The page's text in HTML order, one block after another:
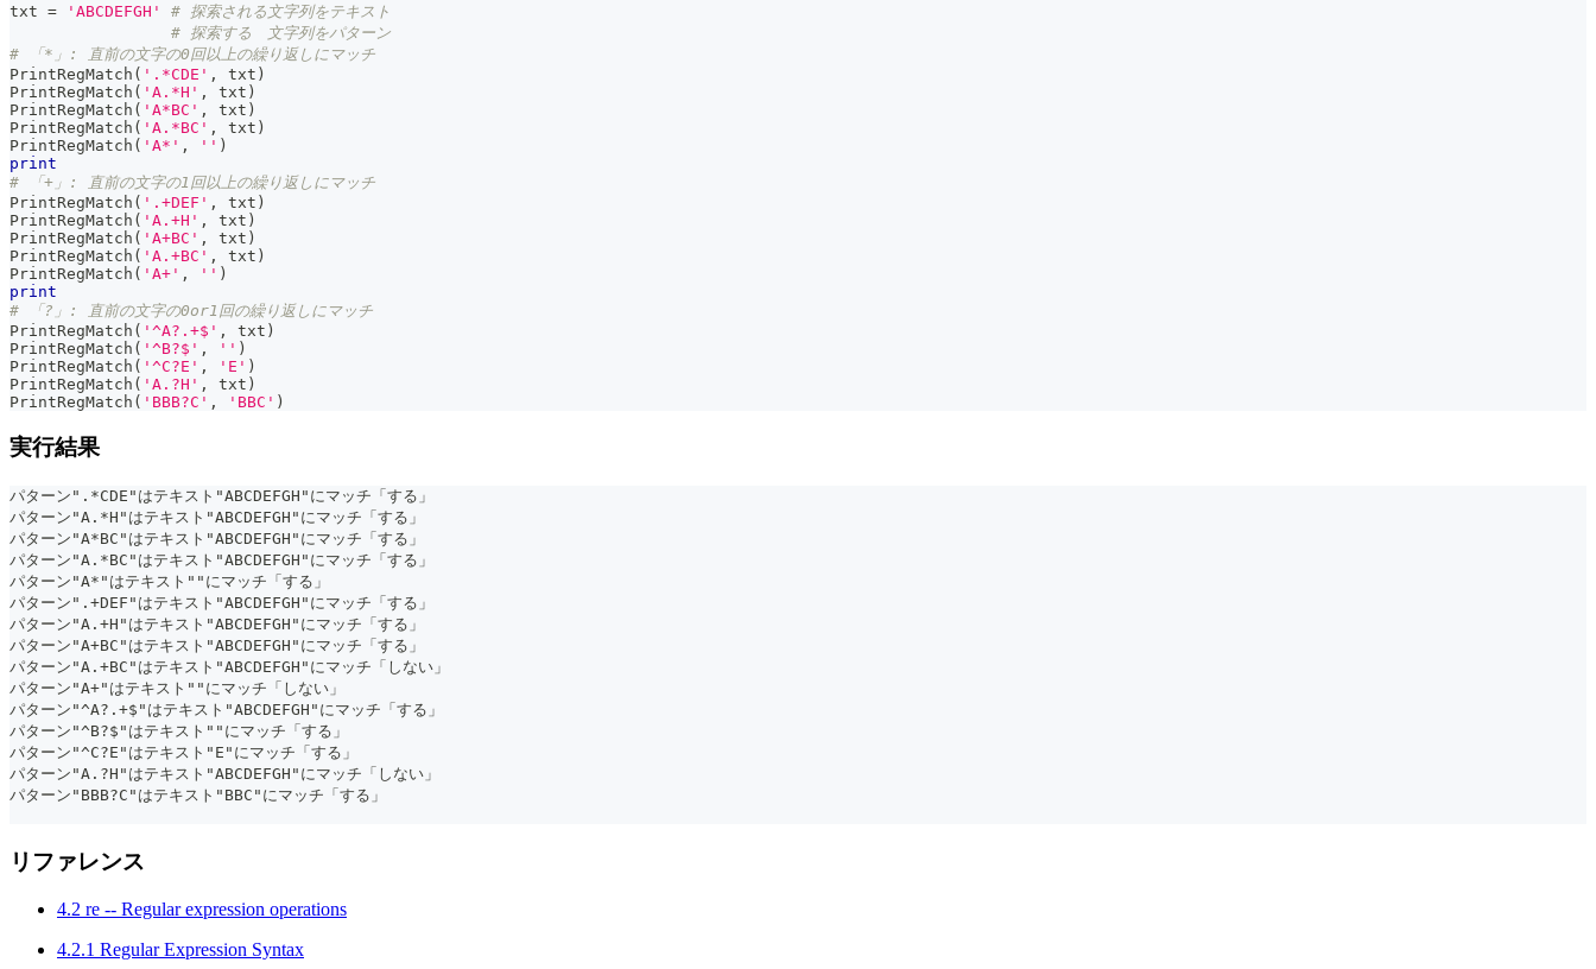
txt = 'ABCDEFGH'
# 探索される文字列をテキスト
# 探索する　文字列をパターン
# 「*」: 直前の文字の0回以上の繰り返しにマッチ
PrintRegMatch ( '.*CDE' , txt )
PrintRegMatch ( 'A.*H' , txt )
PrintRegMatch ( 'A*BC' , txt )
PrintRegMatch ( 'A.*BC' , txt )
PrintRegMatch ( 'A*' , '' )
print
# 「+」: 直前の文字の1回以上の繰り返しにマッチ
PrintRegMatch ( '.+DEF' , txt )
PrintRegMatch ( 'A.+H' , txt )
PrintRegMatch ( 'A+BC' , txt )
PrintRegMatch ( 'A.+BC' , txt )
PrintRegMatch ( 'A+' , '' )
print
# 「?」: 直前の文字の0or1回の繰り返しにマッチ
PrintRegMatch ( '^A?.+$' , txt )
PrintRegMatch ( '^B?$' , '' )
PrintRegMatch ( '^C?E' , 'E' )
PrintRegMatch ( 'A.?H' , txt )
PrintRegMatch ( 'BBB?C' , 'BBC' )
実行結果
パターン".*CDE"はテキスト"ABCDEFGH"にマッチ「する」
パターン"A.*H"はテキスト"ABCDEFGH"にマッチ「する」
パターン"A*BC"はテキスト"ABCDEFGH"にマッチ「する」
パターン"A.*BC"はテキスト"ABCDEFGH"にマッチ「する」
パターン"A*"はテキスト""にマッチ「する」
パターン".+DEF"はテキスト"ABCDEFGH"にマッチ「する」
パターン"A.+H"はテキスト"ABCDEFGH"にマッチ「する」
パターン"A+BC"はテキスト"ABCDEFGH"にマッチ「する」
パターン"A.+BC"はテキスト"ABCDEFGH"にマッチ「しない」
パターン"A+"はテキスト""にマッチ「しない」
パターン"^A?.+$"はテキスト"ABCDEFGH"にマッチ「する」
パターン"^B?$"はテキスト""にマッチ「する」
パターン"^C?E"はテキスト"E"にマッチ「する」
パターン"A.?H"はテキスト"ABCDEFGH"にマッチ「しない」
パターン"BBB?C"はテキスト"BBC"にマッチ「する」
リファレンス
4.2 re -- Regular expression operations
4.2.1 Regular Expression Syntax